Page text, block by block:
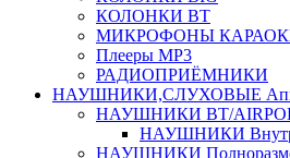
КОЛОНКИ BT
МИКРОФОНЫ
Плееры MP3
РАДИОПРИЁМНИКИ
НАУШНИКИ,СЛУХОВЫЕ
НАУШНИКИ BT/
НАУШНИКИ
НАУШНИКИ